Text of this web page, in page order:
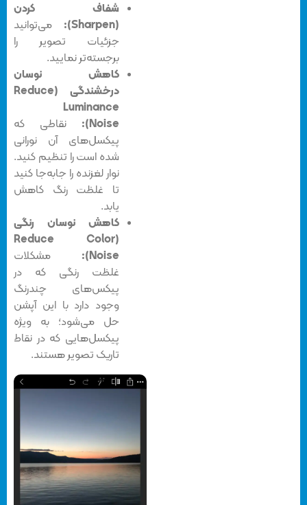
شفاف کردن
می‌توانید
جزئیات تصویر را
برجسته‌تر نمایید.
کاهش نوسان
درخشندگی (Reduce
Luminance
Noise):
نقاطی که
پیکسل‌های آن نورانی
شده است را تنظیم کنید.
نوار لغزنده را جابه‌جا کنید
تا غلظت رنگ کاهش
کاهش نوسان رنگی
(Reduce Color
Noise):
مشکلات
غلظت رنگی که در
پیکس‌های چندرنگ
وجود دارد با این آپشن
حل می‌شود؛ به ویژه
پیکسل‌هایی که در نقاط
تاریک تصویر هستند.